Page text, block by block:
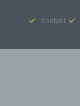
Kontakt